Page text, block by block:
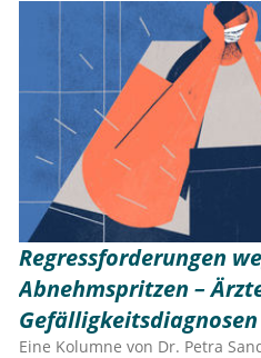
Regressforderungen
Abnehmspritzen –
Eine Kolumne von Dr. Petra